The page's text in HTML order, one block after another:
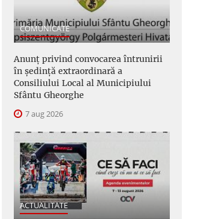
COMUNICATE
Anunţ privind convocarea întrunirii
în şedinţă extraordinară a
Consiliului Local al Municipiului
Sfântu Gheorghe
7 aug 2026
ACTUALITATE